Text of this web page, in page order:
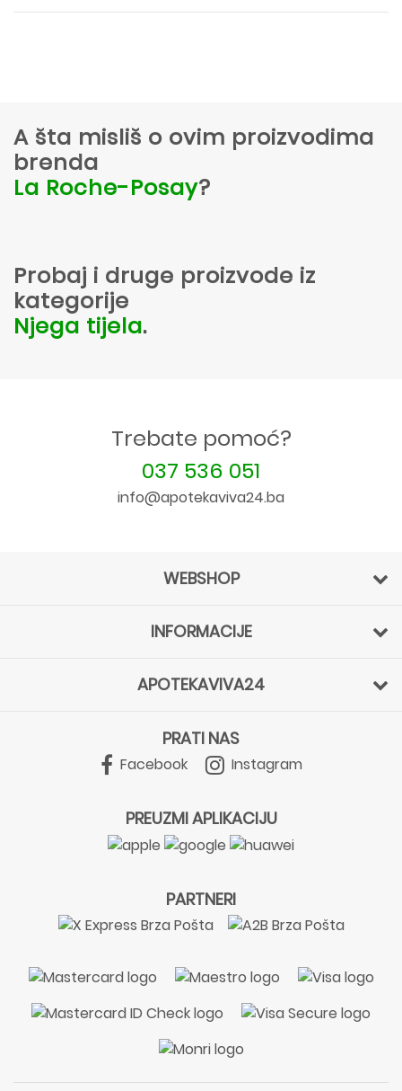
A šta misliš o ovim proizvodima
brenda
La Roche-Posay?
Probaj i druge proizvode iz
kategorije
Njega tijela.
Trebate pomoć?
037 536 051
info@apotekaviva24.ba
WEBSHOP
INFORMACIJE
APOTEKAVIVA24
PRATI NAS
Facebook Instagram
PREUZMI APLIKACIJU
PARTNERI